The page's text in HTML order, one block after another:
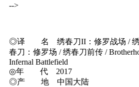
-->
◎译 名 绣春刀II：修罗战场 / 绣
春刀：修罗场 / 绣春刀前传 /
Infernal Battlefield
◎年 代 2017
◎产 地 中国大陆